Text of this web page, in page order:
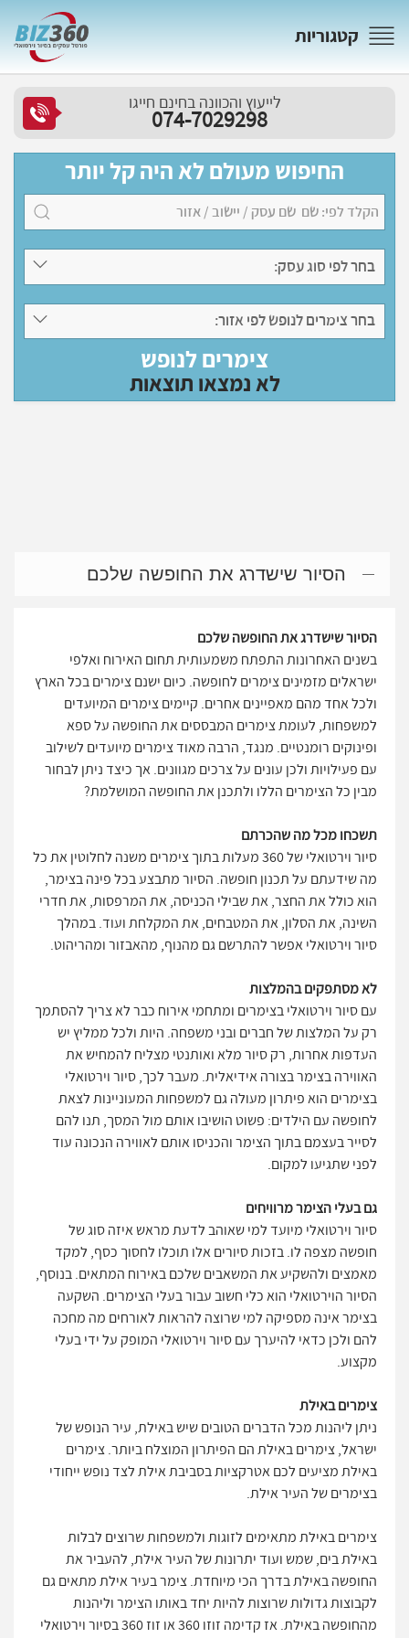
קטגוריות
לייעוץ והכוונה בחינם חייגו
074-7029298
החיפוש מעולם לא היה קל יותר
בחר לפי סוג עסק:
בחר צימרים לנופש לפי אזור:
צימרים לנופש
לא נמצאו תוצאות
הסיור שישדרג את החופשה שלכם
הסיור שישדרג את החופשה שלכם
בשנים האחרונות התפתח משמעותית תחום האירוח ואלפי
ישראלים מזמינים צימרים לחופשה. כיום ישנם צימרים בכל הארץ
ולכל אחד מהם מאפיינים אחרים. קיימים צימרים המיועדים
למשפחות, לעומת צימרים המבססים את החופשה על ספא
ופינוקים רומנטיים. מנגד, הרבה מאוד צימרים מיועדים לשילוב
עם פעילויות ולכן עונים על צרכים מגוונים. אך כיצד ניתן לבחור
מבין כל הצימרים הללו ולתכנן את החופשה המושלמת?
תשכחו מכל מה שהכרתם
סיור וירטואלי של 360 מעלות בתוך צימרים משנה לחלוטין את כל
מה שידעתם על תכנון חופשה. הסיור מתבצע בכל פינה בצימר,
הוא כולל את החצר, את שבילי הכניסה, את המרפסות, את חדרי
השינה, את הסלון, את המטבחים, את המקלחת ועוד. במהלך
סיור וירטואלי אפשר להתרשם גם מהנוף, מהאבזור ומהריהוט.
לא מסתפקים בהמלצות
עם סיור וירטואלי בצימרים ומתחמי אירוח כבר לא צריך להסתמך
רק על המלצות של חברים ובני משפחה. היות ולכל ממליץ יש
העדפות אחרות, רק סיור מלא ואותנטי מצליח להמחיש את
האווירה בצימר בצורה אידיאלית. מעבר לכך, סיור וירטואלי
בצימרים הוא פיתרון מעולה גם למשפחות המעוניינות לצאת
לחופשה עם הילדים: פשוט הושיבו אותם מול המסך, תנו להם
לסייר בעצמם בתוך הצימר והכניסו אותם לאווירה הנכונה עוד
לפני שתגיעו למקום.
גם בעלי הצימר מרוויחים
סיור וירטואלי מיועד למי שאוהב לדעת מראש איזה סוג של
חופשה מצפה לו. בזכות סיורים אלו תוכלו לחסוך כסף, למקד
מאמצים ולהשקיע את המשאבים שלכם באירוח המתאים. בנוסף,
הסיור הוירטואלי הוא כלי חשוב עבור בעלי הצימרים. השקעה
בצימר אינה מספיקה למי שרוצה להראות לאורחים מה מחכה
להם ולכן כדאי להיערך עם סיור וירטואלי המופק על ידי בעלי
מקצוע.
צימרים באילת
ניתן ליהנות מכל הדברים הטובים שיש באילת, עיר הנופש של
ישראל, צימרים באילת הם הפיתרון המוצלח ביותר. צימרים
באילת מציעים לכם אטרקציות בסביבת אילת לצד נופש ייחודי
בצימרים של העיר אילת.
צימרים באילת מתאימים לזוגות ולמשפחות שרוצים לבלות
באילת בים, שמש ועוד יתרונות של העיר אילת, להעביר את
החופשה באילת בדרך הכי מיוחדת. צימר בעיר אילת מתאים גם
לקבוצות גדולות שרוצות להיות יחד באותו הצימר וליהנות
מהחופשה באילת. אז קדימה זוזו 360 או זוז 360 בסיור וירטואלי